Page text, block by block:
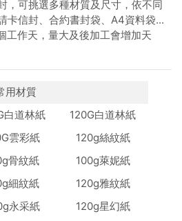
，可挑選多種材質及尺寸，依不同
卡信封、合約書封袋、A4資料袋...
工作天，量大及後加工會增加天
用材質
白道林紙
120G白道林紙
雲彩紙
120g絲紋紙
骨紋紙
100g萊妮紙
細紋紙
120g雅紋紙
永采紙
120g星幻紙